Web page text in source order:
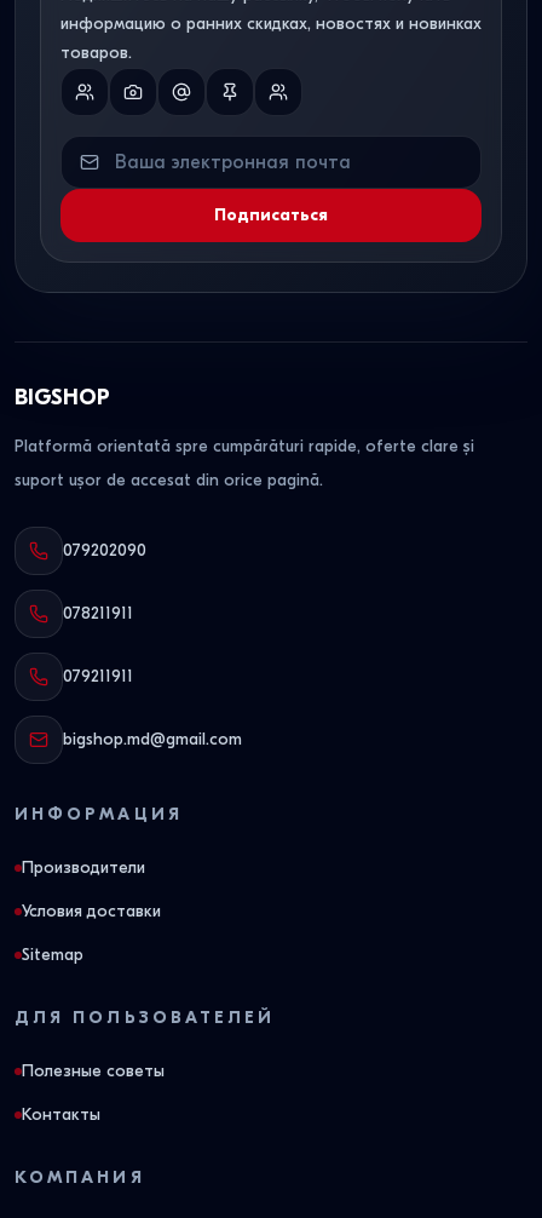
информацию о ранних скидках, новостях и новинках
товаров.
Подписаться
BIGSHOP
Platformă orientată spre cumpărături rapide, oferte clare și
suport ușor de accesat din orice pagină.
079202090
078211911
079211911
bigshop.md@gmail.com
ИНФОРМАЦИЯ
Производители
Условия доставки
Sitemap
ДЛЯ ПОЛЬЗОВАТЕЛЕЙ
Полезные советы
Контакты
КОМПАНИЯ